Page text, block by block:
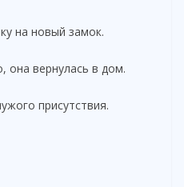
на новый замок.
она вернулась в дом.
присутствия.